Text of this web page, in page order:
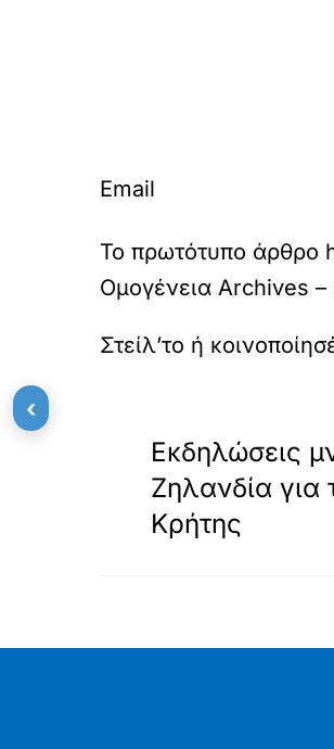
Email
Το πρωτότυπο άρθρο
Ομογένεια Archives
Εκδηλώσεις
Ζηλανδία για
Κρήτης
‹